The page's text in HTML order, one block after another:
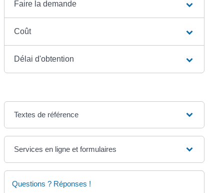
Faire la demande
Coût
Délai d'obtention
Textes de référence
Services en ligne et formulaires
Questions ? Réponses !